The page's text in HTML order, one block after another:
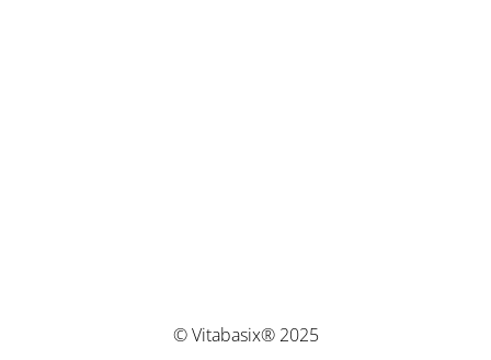
© Vitabasix® 2025